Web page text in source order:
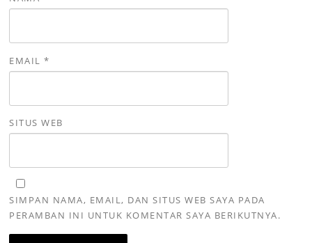
EMAIL*
SITUS WEB
SIMPAN NAMA, EMAIL, DAN SITUS WEB SAYA PADA
PERAMBAN INI UNTUK KOMENTAR SAYA BERIKUTNYA.